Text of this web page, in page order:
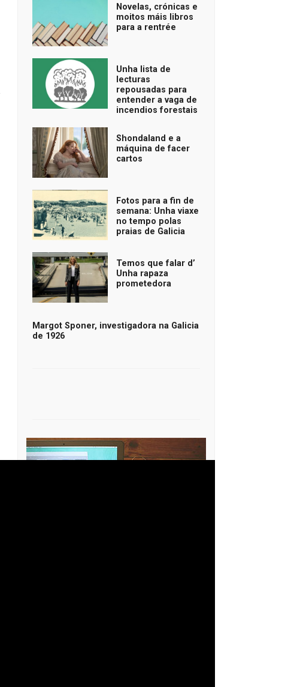
Novelas, crónicas e
moitos máis libros
para a rentrée
Unha lista de
lecturas
repousadas para
entender a vaga de
incendios forestais
Shondaland e a
máquina de facer
cartos
Fotos para a fin de
semana: Unha viaxe
no tempo polas
praias de Galicia
Temos que falar d’
Unha rapaza
prometedora
Margot Sponer, investigadora na Galicia
de 1926